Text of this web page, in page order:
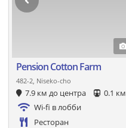
Pension Cotton Farm
482-2, Niseko-cho
7.9 км до центра 0.1 км
Wi-fi в лобби
Ресторан